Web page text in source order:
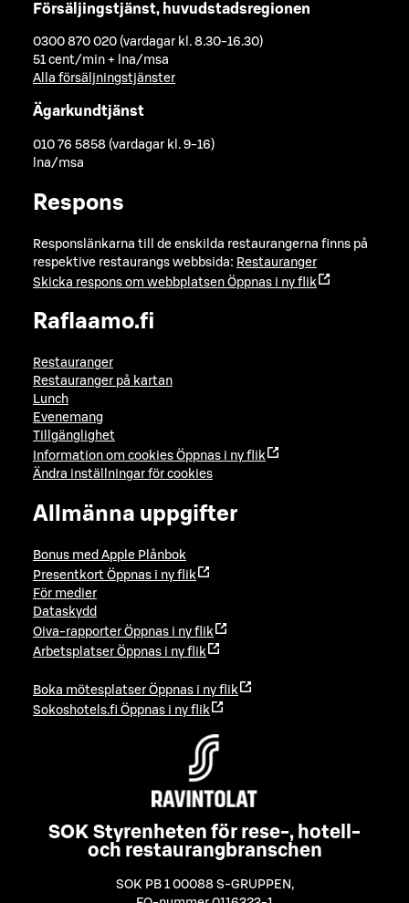
Försäljingstjänst, huvudstadsregionen
0300 870 020 (vardagar kl. 8.30-16.30)
51 cent/min + lna/msa
Alla försäljningstjänster
Ägarkundtjänst
010 76 5858 (vardagar kl. 9-16)
lna/msa
Respons
Responslänkarna till de enskilda restaurangerna finns på
respektive restaurangs webbsida: Restauranger
Skicka respons om webbplatsen Öppnas i ny flik
Raflaamo.fi
Restauranger
Restauranger på kartan
Lunch
Evenemang
Tillgänglighet
Information om cookies Öppnas i ny flik
Ändra inställningar för cookies
Allmänna uppgifter
Bonus med Apple Plånbok
Presentkort Öppnas i ny flik
För medier
Dataskydd
Oiva-rapporter Öppnas i ny flik
Arbetsplatser Öppnas i ny flik
Boka mötesplatser Öppnas i ny flik
Sokoshotels.fi Öppnas i ny flik
SOK Styrenheten för rese-, hotell-
och restaurangbranschen
SOK PB 1 00088 S-GRUPPEN ,